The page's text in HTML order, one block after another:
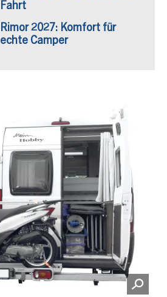
Fahrt
Rimor 2027: Komfort für
echte Camper